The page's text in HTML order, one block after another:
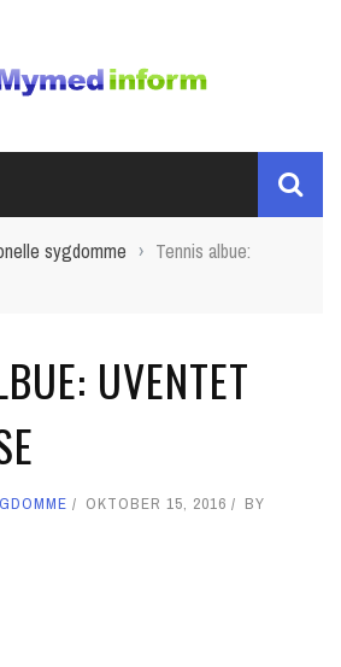
sygdomme › Tennis albue:
UVENTET
OKTOBER 15, 2016
BY